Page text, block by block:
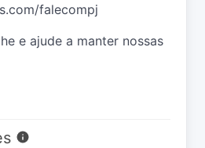
falecompj
e ajude a manter nossas